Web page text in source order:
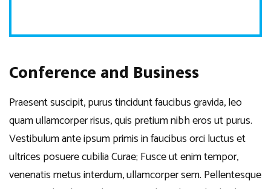
Conference and Business
Praesent suscipit, purus tincidunt faucibus gravida, leo
quam ullamcorper risus, quis pretium nibh eros ut purus.
Vestibulum ante ipsum primis in faucibus orci luctus et
ultrices posuere cubilia Curae; Fusce ut enim tempor,
venenatis metus interdum, ullamcorper sem. Pellentesque